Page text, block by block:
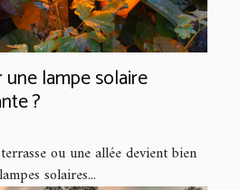
lampe solaire
?
ou une allée devient bien
solaires...